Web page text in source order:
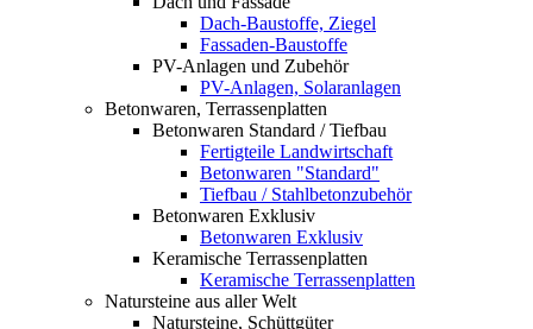
Dach-Baustoffe, Ziegel
Fassaden-Baustoffe
PV-Anlagen und Zubehör
PV-Anlagen, Solaranlagen
Betonwaren, Terrassenplatten
Betonwaren Standard / Tiefbau
Fertigteile Landwirtschaft
Betonwaren "Standard"
Tiefbau / Stahlbetonzubehör
Betonwaren Exklusiv
Betonwaren Exklusiv
Keramische Terrassenplatten
Keramische Terrassenplatten
Natursteine aus aller Welt
Natursteine, Schüttgüter